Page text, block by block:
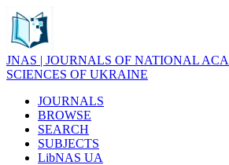
JNAS | JOURNALS OF NATIONAL
SCIENCES OF UKRAINE
JOURNALS
BROWSE
SEARCH
SUBJECTS
LibNAS UA